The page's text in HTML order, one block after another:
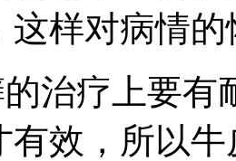
这样对病情
治疗上要
有效，所以